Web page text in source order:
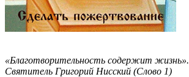
«Благотворительность содержит жизнь».
Святитель Григорий Нисский (Слово 1)